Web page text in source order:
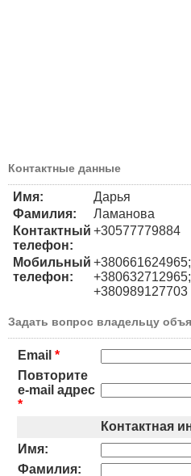
Контактные данные
Имя:
Дарья
Фамилия:
Ламанова
Контактный
телефон:
+30577779884
Мобильный
телефон:
+380661624965;
+380632712965;
+380989127703
Задать вопрос владельцу
Email *
Повторите
e-mail адрес
*
Контактная
Имя:
Фамилия: